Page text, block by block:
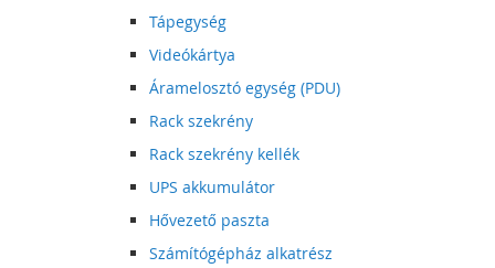
Tápegység
Videókártya
Áramelosztó egység (PDU)
Rack szekrény
Rack szekrény kellék
UPS akkumulátor
Hővezető paszta
Számítógépház alkatrész